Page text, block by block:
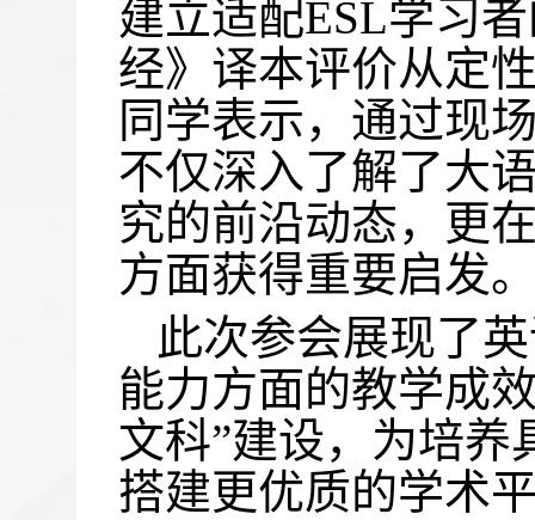
建立适配ESL学习
经》译本评价从定
同学表示，通过现
不仅深入了解了大
究的前沿动态，更
方面获得重要启发
此次参会展现了
能力方面的教学成
文科”建设，为培
搭建更优质的学术